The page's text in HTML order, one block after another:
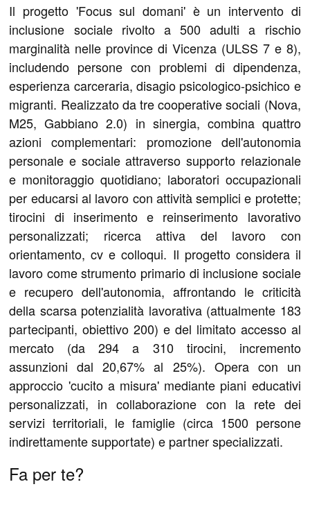
Il progetto 'Focus sul domani' è un intervento di
inclusione sociale rivolto a 500 adulti a rischio
marginalità nelle province di Vicenza (ULSS 7 e 8),
includendo persone con problemi di dipendenza,
esperienza carceraria, disagio psicologico-psichico e
migranti. Realizzato da tre cooperative sociali (Nova,
M25, Gabbiano 2.0) in sinergia, combina quattro
azioni complementari: promozione dell'autonomia
personale e sociale attraverso supporto relazionale
e monitoraggio quotidiano; laboratori occupazionali
per educarsi al lavoro con attività semplici e protette;
tirocini di inserimento e reinserimento lavorativo
personalizzati; ricerca attiva del lavoro con
orientamento, cv e colloqui. Il progetto considera il
lavoro come strumento primario di inclusione sociale
e recupero dell'autonomia, affrontando le criticità
della scarsa potenzialità lavorativa (attualmente 183
partecipanti, obiettivo 200) e del limitato accesso al
mercato (da 294 a 310 tirocini, incremento
assunzioni dal 20,67% al 25%). Opera con un
approccio 'cucito a misura' mediante piani educativi
personalizzati, in collaborazione con la rete dei
servizi territoriali, le famiglie (circa 1500 persone
indirettamente supportate) e partner specializzati.
Fa per te?